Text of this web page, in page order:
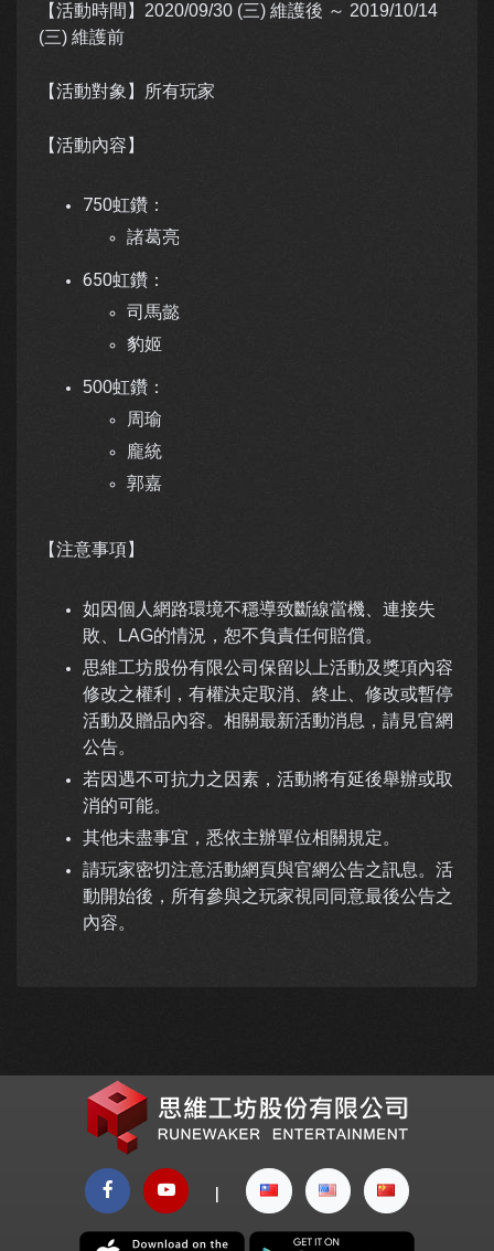
【活動時間】 2020/09/30 (三) 維護後 ～ 2019/10/14
(三) 維護前
【活動對象】所有玩家
【活動內容】
750虹鑽：
諸葛亮
650虹鑽：
司馬懿
豹姬
500虹鑽：
周瑜
龐統
郭嘉
【注意事項】
如因個人網路環境不穩導致斷線當機、連接失
敗、LAG的情況，恕不負責任何賠償。
思維工坊股份有限公司保留以上活動及獎項內容
修改之權利，有權決定取消、終止、修改或暫停
活動及贈品內容。相關最新活動消息，請見官網
公告。
若因遇不可抗力之因素，活動將有延後舉辦或取
消的可能。
其他未盡事宜，悉依主辦單位相關規定。
請玩家密切注意活動網頁與官網公告之訊息。活
動開始後，所有參與之玩家視同同意最後公告之
內容。
|